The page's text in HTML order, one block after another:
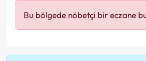
Bu bölgede nöbetçi bir eczane